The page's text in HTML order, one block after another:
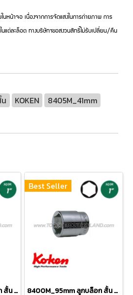
นหน้าจอ เนื่องจากการจัดแสงในการถ่ายภาพ การ
นแต่ละล็อต ทางบริษัทฯขอสงวนสิทธิ์ไม่รับเปลี่ยน/คืน
KOKEN 8405M_41mm
8400M_100mmลูกบล็อก สั้น 6P (SQ.DR 1") Hand Sockets
Best Seller
8400M_95mm ลูกบล็อก สั้น 6P (SQ.DR 1") Hand Sockets